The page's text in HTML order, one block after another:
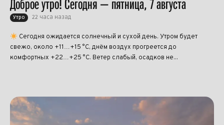
Доброе утро! Сегодня — пятница, 7 августа
Утро 22 часа назад
Сегодня ожидается солнечный и сухой день. Утром будет
свежо, около +11…+15 °C, днём воздух прогреется до
комфортных +22…+25 °C. Ветер слабый, осадков не...